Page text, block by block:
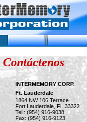
Contáctenos
INTERMEMORY CORP.
Ft. Lauderdale
1864 NW 106 Terrace
Fort Lauderdale, FL 33322
Tel.: (954) 916-9038
Fax: (954) 916-9123